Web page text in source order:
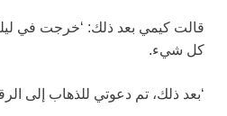
قالت كيمي بعد ذلك: ‘خرجت في
كل شيء.
‘بعد ذلك، تم دعوتي للذهاب إلى